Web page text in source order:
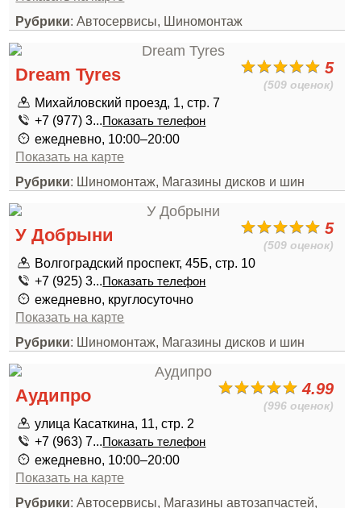
Рубрики: Автосервисы, Шиномонтаж
5
(509 оценок)
Dream Tyres
Михайловский проезд, 1, стр. 7
+7 (977) 3...Показать телефон
ежедневно, 10:00–20:00
Показать на карте
Рубрики: Шиномонтаж, Магазины дисков и шин
5
(509 оценок)
У Добрыни
Волгоградский проспект, 45Б, стр. 10
+7 (925) 3...Показать телефон
ежедневно, круглосуточно
Показать на карте
Рубрики: Шиномонтаж, Магазины дисков и шин
4.99
(996 оценок)
Аудипро
улица Касаткина, 11, стр. 2
+7 (963) 7...Показать телефон
ежедневно, 10:00–20:00
Показать на карте
Рубрики: Автосервисы, Магазины автозапчастей,